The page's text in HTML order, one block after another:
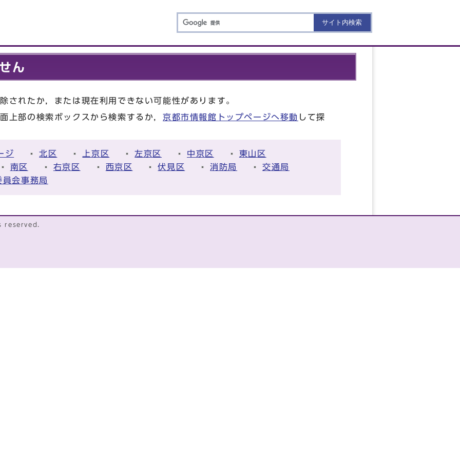
ん
されたか，または現在利用できない可能性があります。
上部の検索ボックスから検索するか，京都市情報館トップページへ移動 して探
ジ 北区 上京区 左京区 中京区
東山区
南区
右京区 西京区 伏見区 消防局
交通局
員会事務局